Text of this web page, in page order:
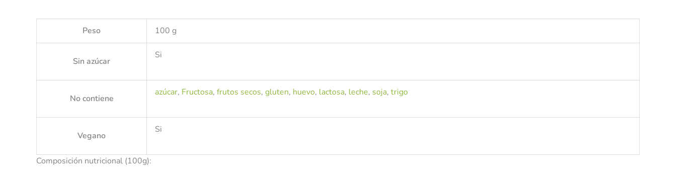
Peso 100 g
Sin azúcar
Si
No contiene
azúcar, Fructosa, frutos secos, gluten, huevo, lactosa, leche, soja, trigo
Vegano
Si
Composición nutricional (100g):